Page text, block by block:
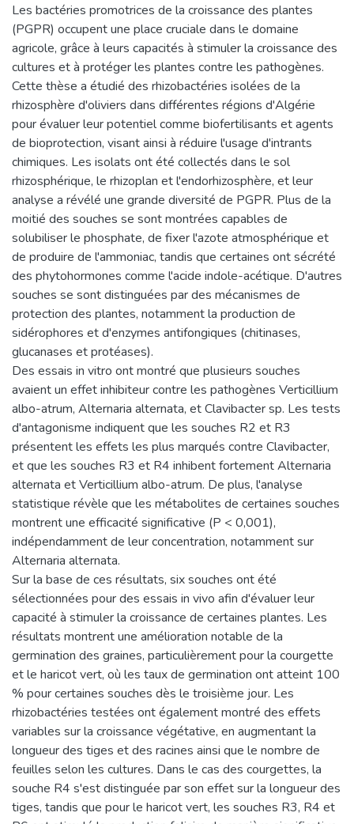
Les bactéries promotrices de la croissance des plantes
(PGPR) occupent une place cruciale dans le domaine
agricole, grâce à leurs capacités à stimuler la croissance des
cultures et à protéger les plantes contre les pathogènes.
Cette thèse a étudié des rhizobactéries isolées de la
rhizosphère d'oliviers dans différentes régions d'Algérie
pour évaluer leur potentiel comme biofertilisants et agents
de bioprotection, visant ainsi à réduire l'usage d'intrants
chimiques. Les isolats ont été collectés dans le sol
rhizosphérique, le rhizoplan et l'endorhizosphère, et leur
analyse a révélé une grande diversité de PGPR. Plus de la
moitié des souches se sont montrées capables de
solubiliser le phosphate, de fixer l'azote atmosphérique et
de produire de l'ammoniac, tandis que certaines ont sécrété
des phytohormones comme l'acide indole-acétique. D'autres
souches se sont distinguées par des mécanismes de
protection des plantes, notamment la production de
sidérophores et d'enzymes antifongiques (chitinases,
glucanases et protéases).
Des essais in vitro ont montré que plusieurs souches
avaient un effet inhibiteur contre les pathogènes Verticillium
albo-atrum, Alternaria alternata, et Clavibacter sp. Les tests
d'antagonisme indiquent que les souches R2 et R3
présentent les effets les plus marqués contre Clavibacter,
et que les souches R3 et R4 inhibent fortement Alternaria
alternata et Verticillium albo-atrum. De plus, l'analyse
statistique révèle que les métabolites de certaines souches
montrent une efficacité significative (P < 0,001),
indépendamment de leur concentration, notamment sur
Alternaria alternata.
Sur la base de ces résultats, six souches ont été
sélectionnées pour des essais in vivo afin d'évaluer leur
capacité à stimuler la croissance de certaines plantes. Les
résultats montrent une amélioration notable de la
germination des graines, particulièrement pour la courgette
et le haricot vert, où les taux de germination ont atteint 100
% pour certaines souches dès le troisième jour. Les
rhizobactéries testées ont également montré des effets
variables sur la croissance végétative, en augmentant la
longueur des tiges et des racines ainsi que le nombre de
feuilles selon les cultures. Dans le cas des courgettes, la
souche R4 s'est distinguée par son effet sur la longueur des
tiges, tandis que pour le haricot vert, les souches R3, R4 et